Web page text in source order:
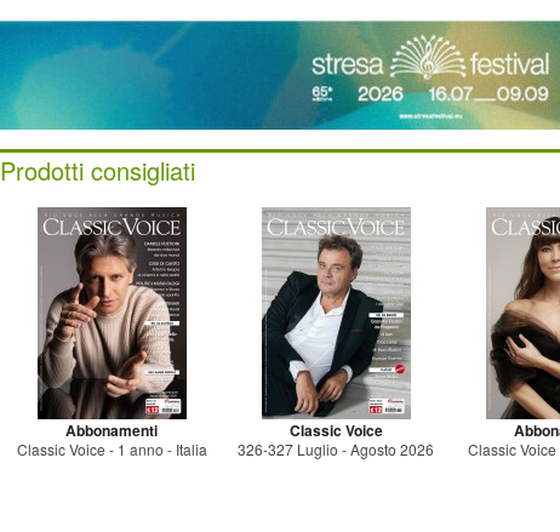
Prodotti consigliati
Abbonamenti
Classic Voice - 1 anno - Italia
Classic Voice
326-327 Luglio - Agosto 2026 Classic